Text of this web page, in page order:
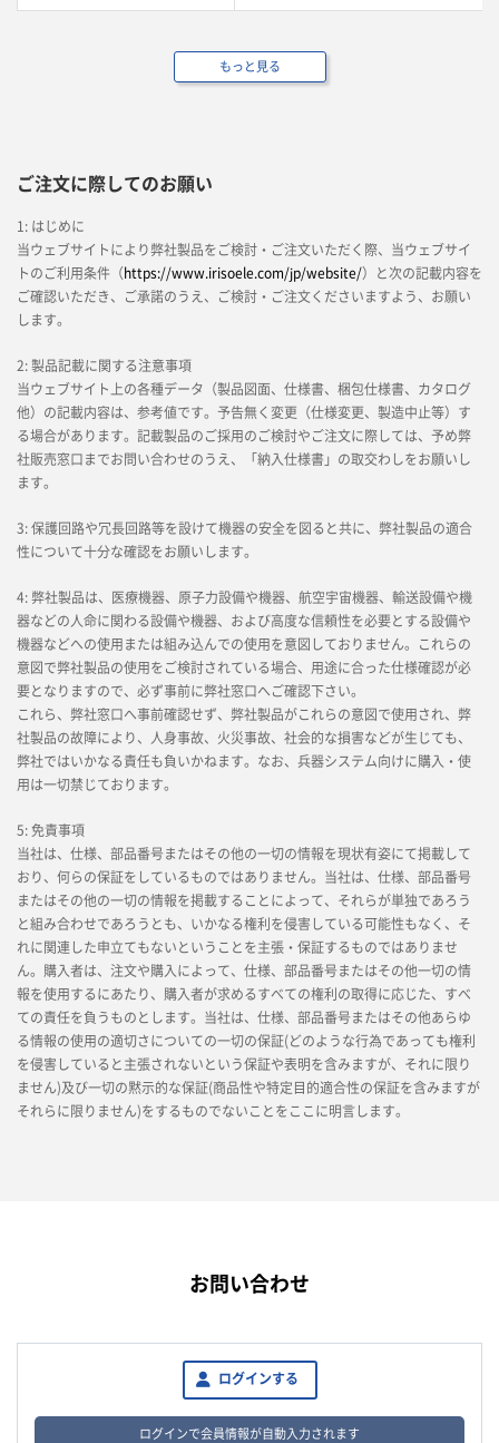
もっと見る
ご注文に際してのお願い
1: はじめに
当ウェブサイトにより弊社製品をご検討・ご注文いただく際、当ウェブサイ
トのご利用条件（https://www.irisoele.com/jp/website/）と次の記載内容を
ご確認いただき、ご承諾のうえ、ご検討・ご注文くださいますよう、お願い
します。
2: 製品記載に関する注意事項
当ウェブサイト上の各種データ（製品図面、仕様書、梱包仕様書、カタログ
他）の記載内容は、参考値です。予告無く変更（仕様変更、製造中止等）す
る場合があります。記載製品のご採用のご検討やご注文に際しては、予め弊
社販売窓口までお問い合わせのうえ、「納入仕様書」の取交わしをお願いし
ます。
3: 保護回路や冗長回路等を設けて機器の安全を図ると共に、弊社製品の適合
性について十分な確認をお願いします。
4: 弊社製品は、医療機器、原子力設備や機器、航空宇宙機器、輸送設備や機
器などの人命に関わる設備や機器、および高度な信頼性を必要とする設備や
機器などへの使用または組み込んでの使用を意図しておりません。これらの
意図で弊社製品の使用をご検討されている場合、用途に合った仕様確認が必
要となりますので、必ず事前に弊社窓口へご確認下さい。
これら、弊社窓口へ事前確認せず、弊社製品がこれらの意図で使用され、弊
社製品の故障により、人身事故、火災事故、社会的な損害などが生じても、
弊社ではいかなる責任も負いかねます。なお、兵器システム向けに購入・使
用は一切禁じております。
5: 免責事項
当社は、仕様、部品番号またはその他の一切の情報を現状有姿にて掲載して
おり、何らの保証をしているものではありません。当社は、仕様、部品番号
またはその他の一切の情報を掲載することによって、それらが単独であろう
と組み合わせであろうとも、いかなる権利を侵害している可能性もなく、そ
れに関連した申立てもないということを主張・保証するものではありませ
ん。購入者は、注文や購入によって、仕様、部品番号またはその他一切の情
報を使用するにあたり、購入者が求めるすべての権利の取得に応じた、すべ
ての責任を負うものとします。当社は、仕様、部品番号またはその他あらゆ
る情報の使用の適切さについての一切の保証(どのような行為であっても権利
を侵害していると主張されないという保証や表明を含みますが、それに限り
ません)及び一切の黙示的な保証(商品性や特定目的適合性の保証を含みますが
それらに限りません)をするものでないことをここに明言します。
お問い合わせ
ログインする
ログインで会員情報が自動入力されます